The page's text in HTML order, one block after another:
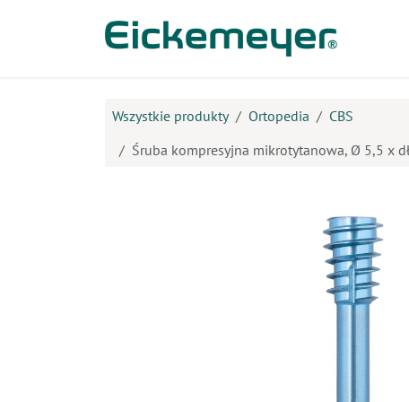
Wszystkie produkty Ortopedia
CBS
Śruba kompresyjna mikrotytanowa, Ø 5,5 x